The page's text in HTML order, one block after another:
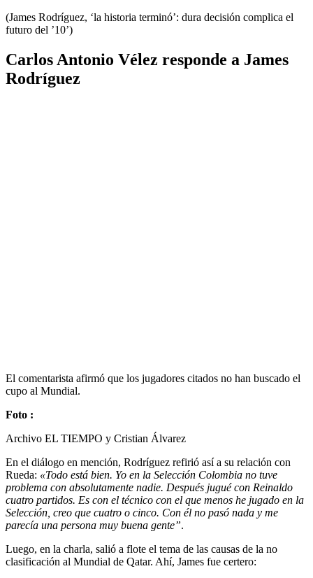
(James Rodríguez, ‘la historia terminó’: dura decisión complica el
futuro del ’10’)
Carlos Antonio Vélez responde a James
Rodríguez
El comentarista afirmó que los jugadores citados no han buscado el
cupo al Mundial.
Foto :
Archivo EL TIEMPO y Cristian Álvarez
En el diálogo en mención, Rodríguez refirió así a su relación con
Rueda: «Todo está bien. Yo en la Selección Colombia no tuve
problema con absolutamente nadie. Después jugué con Reinaldo
cuatro partidos. Es con el técnico con el que menos he jugado en la
Selección, creo que cuatro o cinco. Con él no pasó nada y me
parecía una persona muy buena gente”.
Luego, en la charla, salió a flote el tema de las causas de la no
clasificación al Mundial de Qatar. Ahí, James fue certero: